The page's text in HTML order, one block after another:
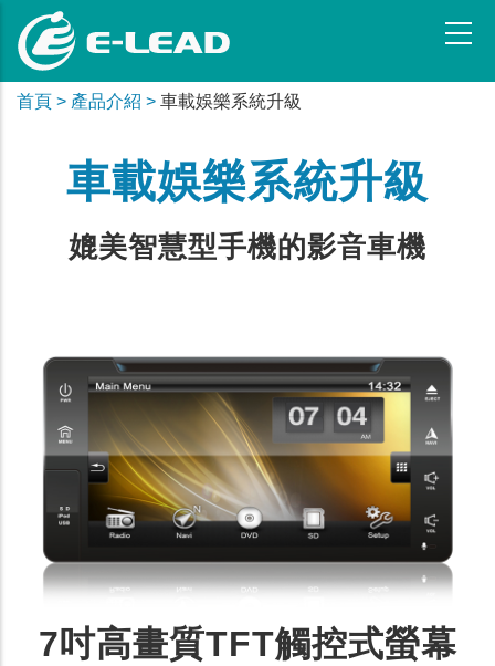
首頁 > 產品介紹 > 車載娛樂系統升級
車載娛樂系統升級
媲美智慧型手機的影音車機
7吋高畫質TFT觸控式螢幕